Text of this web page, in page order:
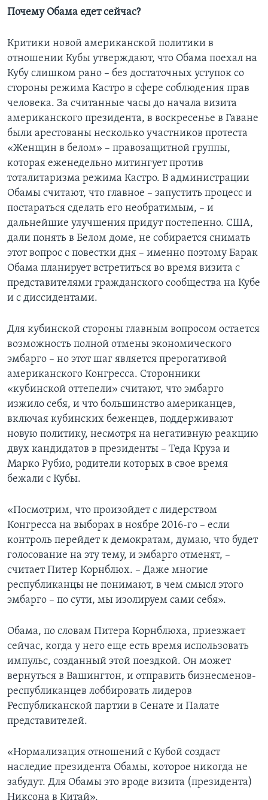
Почему Обама едет сейчас?
Критики новой американской политики в
отношении Кубы утверждают, что Обама поехал на
Кубу слишком рано – без достаточных уступок со
стороны режима Кастро в сфере соблюдения прав
человека. За считанные часы до начала визита
американского президента, в воскресенье в Гаване
были арестованы несколько участников протеста
«Женщин в белом» – правозащитной группы,
которая еженедельно митингует против
тоталитаризма режима Кастро. В администрации
Обамы считают, что главное – запустить процесс и
постараться сделать его необратимым, – и
дальнейшие улучшения придут постепенно. США,
дали понять в Белом доме, не собирается снимать
этот вопрос с повестки дня – именно поэтому Барак
Обама планирует встретиться во время визита с
представителями гражданского сообщества на Кубе
и с диссидентами.
Для кубинской стороны главным вопросом остается
возможность полной отмены экономического
эмбарго – но этот шаг является прерогативой
американского Конгресса. Сторонники
«кубинской оттепели» считают, что эмбарго
изжило себя, и что большинство американцев,
включая кубинских беженцев, поддерживают
новую политику, несмотря на негативную реакцию
двух кандидатов в президенты – Теда Круза и
Марко Рубио, родители которых в свое время
бежали с Кубы.
«Посмотрим, что произойдет с лидерством
Конгресса на выборах в ноябре 2016-го – если
контроль перейдет к демократам, думаю, что будет
голосование на эту тему, и эмбарго отменят, –
считает Питер Корнблюх. – Даже многие
республиканцы не понимают, в чем смысл этого
эмбарго – по сути, мы изолируем сами себя».
Обама, по словам Питера Корнблюха, приезжает
сейчас, когда у него еще есть время использовать
импульс, созданный этой поездкой. Он может
вернуться в Вашингтон, и отправить бизнесменов-
республиканцев лоббировать лидеров
Республиканской партии в Сенате и Палате
представителей.
«Нормализация отношений с Кубой создаст
наследие президента Обамы, которое никогда не
забудут. Для Обамы это вроде визита (президента)
Никсона в Китай».